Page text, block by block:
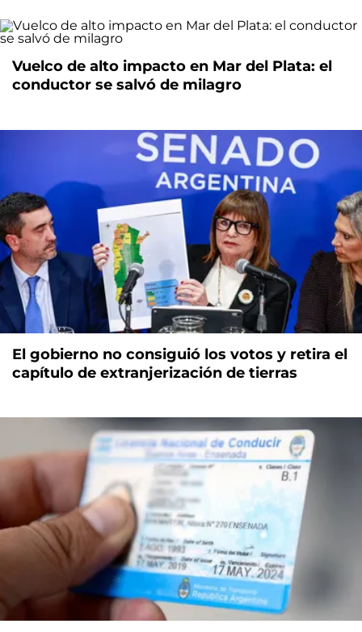
Vuelco de alto impacto en Mar del Plata: el
conductor se salvó de milagro
El gobierno no consiguió los votos y retira el
capítulo de extranjerización de tierras